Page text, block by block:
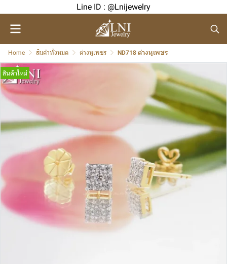
Line ID : @Lnijewelry
Home สินค้าทั้งหมด ต่างหูเพชร ND718 ต่างหูเพชร
สินค้าใหม่